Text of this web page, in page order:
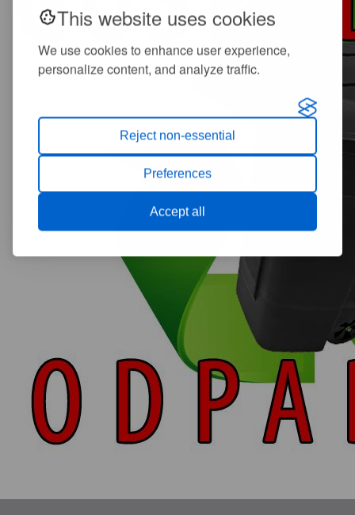
This website uses cookies
We use cookies to enhance user experience,
personalize content, and analyze traffic.
Reject non-essential
Preferences
Accept all